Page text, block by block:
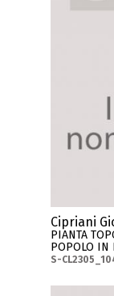
Cipriani
PIANTA
POPOLO IN
S-